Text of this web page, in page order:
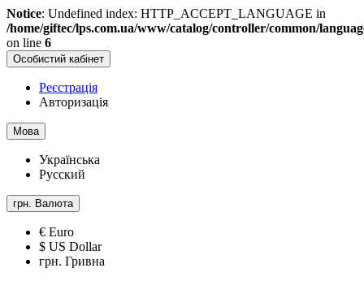
Notice: Undefined index: HTTP_ACCEPT_LANGUAGE in
/home/giftec/lps.com.ua/www/catalog/controller/common/
on line 6
Особистий кабінет
Реєстрація
Авторизація
Мова
Українська
Русский
грн. Валюта
€ Euro
$ US Dollar
грн. Гривна